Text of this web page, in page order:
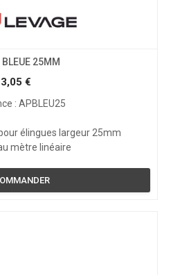
BLEUE 25MM
3,05 €
: APBLEU25
élingues largeur 25mm
mètre linéaire